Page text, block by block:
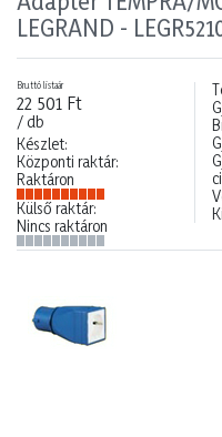
LEGRAND -
Bruttó listaár
22 501 Ft
/ db
Készlet:
Központi raktár:
Raktáron
Külső raktár:
Nincs raktáron